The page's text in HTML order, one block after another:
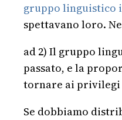
gruppo linguistico
spettavano loro.
ad 2) Il gruppo
passato, e la
tornare ai privilegi
Se dobbiamo